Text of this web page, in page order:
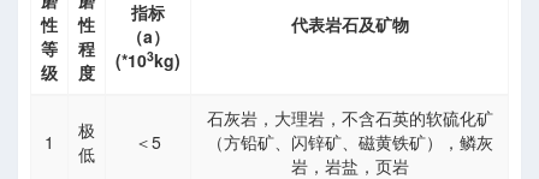
性
等
级
性
程
度
指标
（a）
(*103kg)
代表岩石及矿物
1
极
低
＜5
石灰岩，大理岩，不含石英的软硫化矿
（方铅矿、闪锌矿、磁黄铁矿），鳞灰
岩，岩盐，页岩